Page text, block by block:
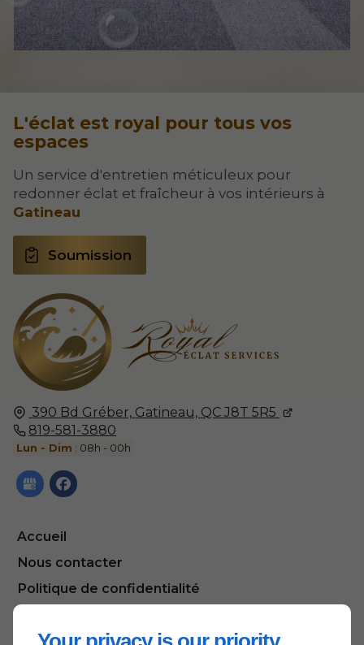
390 Bd Gréber, Gatineau, QC J8T 5R5
819-581-3880
Lun - Dim : 08h - 00h
Accueil
Nous contacter
Politique de confidentialité
L'éclat est royal pour tous vos
espaces
Un service d'entretien méticuleux pour
redonner éclat et fraîcheur à vos intérieurs à
Gatineau
Soumission